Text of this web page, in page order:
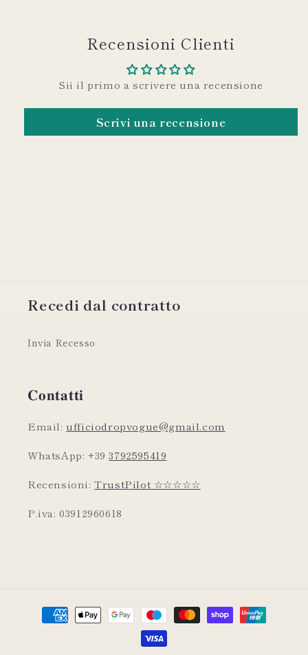
Recensioni Clienti
Sii il primo a scrivere una recensione
Scrivi una recensione
Recedi dal contratto
Invia Recesso
𝐂𝐨𝐧𝐭𝐚𝐭𝐭𝐢
Email:ufficiodropvogue@gmail.com
WhatsApp: +393792595419
Recensioni:TrustPilot ☆☆☆☆☆
P.iva: 03912960618
Metodi